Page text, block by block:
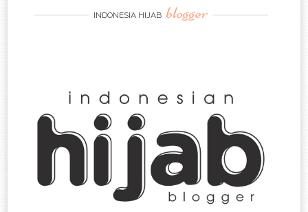
INDONESIA HIJAB blogger